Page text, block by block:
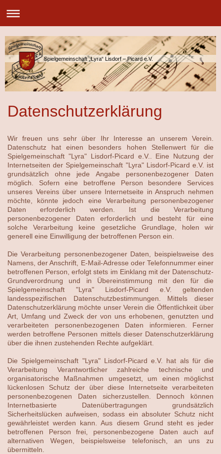
Spielgemeinschaft „Lyra“ Lisdorf – Picard e.V.
Datenschutzerklärung
Wir freuen uns sehr über Ihr Interesse an unserem Verein.
Datenschutz hat einen besonders hohen Stellenwert für die
Spielgemeinschaft "Lyra" Lisdorf-Picard e.V.. Eine Nutzung der
Internetseiten der Spielgemeinschaft "Lyra" Lisdorf-Picard e.V. ist
grundsätzlich ohne jede Angabe personenbezogener Daten
möglich. Sofern eine betroffene Person besondere Services
unseres Vereins über unsere Internetseite in Anspruch nehmen
möchte, könnte jedoch eine Verarbeitung personenbezogener
Daten erforderlich werden. Ist die Verarbeitung
personenbezogener Daten erforderlich und besteht für eine
solche Verarbeitung keine gesetzliche Grundlage, holen wir
generell eine Einwilligung der betroffenen Person ein.
Die Verarbeitung personenbezogener Daten, beispielsweise des
Namens, der Anschrift, E-Mail-Adresse oder Telefonnummer einer
betroffenen Person, erfolgt stets im Einklang mit der Datenschutz-
Grundverordnung und in Übereinstimmung mit den für die
Spielgemeinschaft "Lyra" Lisdorf-Picard e.V. geltenden
landesspezifischen Datenschutzbestimmungen. Mittels dieser
Datenschutzerklärung möchte unser Verein die Öffentlichkeit über
Art, Umfang und Zweck der von uns erhobenen, genutzten und
verarbeiteten personenbezogenen Daten informieren. Ferner
werden betroffene Personen mittels dieser Datenschutzerklärung
über die ihnen zustehenden Rechte aufgeklärt.
Die Spielgemeinschaft "Lyra" Lisdorf-Picard e.V. hat als für die
Verarbeitung Verantwortlicher zahlreiche technische und
organisatorische Maßnahmen umgesetzt, um einen möglichst
lückenlosen Schutz der über diese Internetseite verarbeiteten
personenbezogenen Daten sicherzustellen. Dennoch können
Internetbasierte Datenübertragungen grundsätzlich
Sicherheitslücken aufweisen, sodass ein absoluter Schutz nicht
gewährleistet werden kann. Aus diesem Grund steht es jeder
betroffenen Person frei, personenbezogene Daten auch auf
alternativen Wegen, beispielsweise telefonisch, an uns zu
übermitteln.